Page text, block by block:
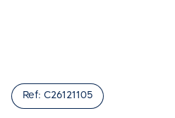
Ref: C26121105